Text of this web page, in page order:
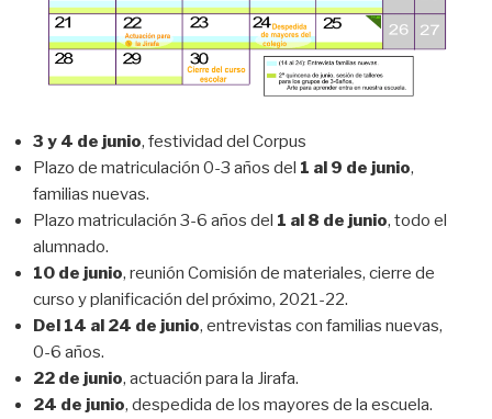
3 y 4 de junio, festividad del Corpus
Plazo de matriculación 0-3 años del 1 al 9 de junio,
familias nuevas.
Plazo matriculación 3-6 años del 1 al 8 de junio, todo el
alumnado.
10 de junio, reunión Comisión de materiales, cierre de
curso y planificación del próximo, 2021-22.
Del 14 al 24 de junio, entrevistas con familias nuevas,
0-6 años.
22 de junio, actuación para la Jirafa.
24 de junio, despedida de los mayores de la escuela.